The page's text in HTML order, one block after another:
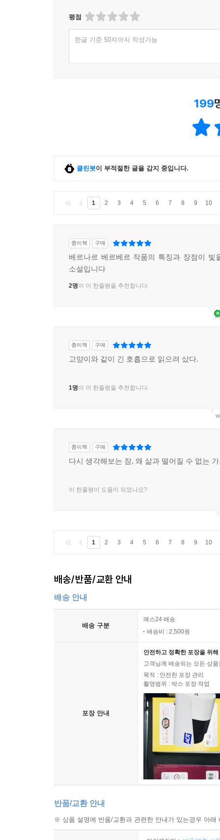
평점
한글 기준 50자까지 작성가능
199
클린봇이 부적절한 글을 감지 중입니다.
1 2 3 4 5 6 7 8 9 10
종이책 구매
베르나르 베르베르 작품의 특징과 장점이 빛
소설입니다
2명이 이 한줄평을 추천합니다.
종이책 구매
고양이와 같이 긴 호흡으로 읽으려 샀다.
1명이 이 한줄평을 추천합니다.
종이책 구매
다시 생각해보는 잠, 왜 삶과 떨어질 수 없는
이 한줄평이 도움이 되었나요?
1 2 3 4 5 6 7 8 9 10
배송/반품/교환 안내
배송 안내
배송 구분
예스24 배송
배송비 : 2,500원
포장 안내
안전하고 정확한 포장을 위
고객님께 배송되는 모든 상
목적 : 안전한 포장 관리
촬영범위 : 박스 포장 작업
반품/교환 안내
※ 상품 설명에 반품/교환과 관련한 안내가 있는경우 아